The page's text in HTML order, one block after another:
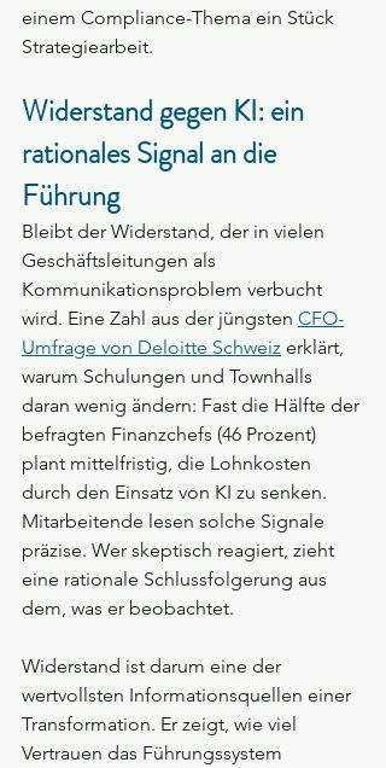
einem Compliance-Thema ein Stück
Strategiearbeit.
Widerstand gegen KI: ein
rationales Signal an die
Führung
Bleibt der Widerstand, der in vielen
Geschäftsleitungen als
Kommunikationsproblem verbucht
wird. Eine Zahl aus der jüngsten CFO-
Umfrage von Deloitte Schweiz erklärt,
warum Schulungen und Townhalls
daran wenig ändern: Fast die Hälfte der
befragten Finanzchefs (46 Prozent)
plant mittelfristig, die Lohnkosten
durch den Einsatz von KI zu senken.
Mitarbeitende lesen solche Signale
präzise. Wer skeptisch reagiert, zieht
eine rationale Schlussfolgerung aus
dem, was er beobachtet.
Widerstand ist darum eine der
wertvollsten Informationsquellen einer
Transformation. Er zeigt, wie viel
Vertrauen das Führungssystem